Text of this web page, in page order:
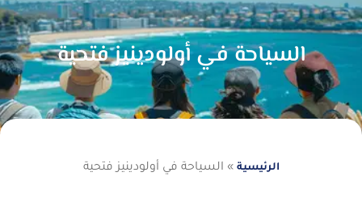
السياحة في أولودينيز فتحية
الرئيسية » السياحة في أولودينيز فتحية